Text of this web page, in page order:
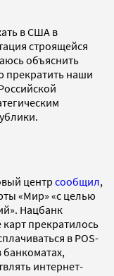
в США в
строящейся
объяснить
прекратить наши
центр сообщил,
«Мир» «с целью
Нацбанк
прекратилось
в POS-
интернет-